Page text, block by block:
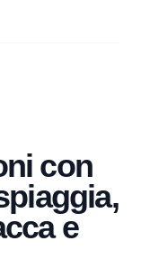
con
e